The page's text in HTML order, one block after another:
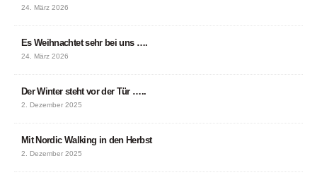
24. März 2026
Es Weihnachtet sehr bei uns ….
24. März 2026
Der Winter steht vor der Tür …..
2. Dezember 2025
Mit Nordic Walking in den Herbst
2. Dezember 2025